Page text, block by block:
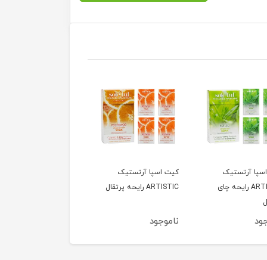
آرتستیک
ARTISTIC رایحه چای
کیت اسپا آرتستیک
ARTISTIC رایحه پرتقال
ناموجود